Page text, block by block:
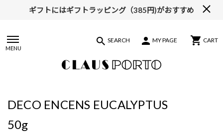
ギフトにはギフトラッピング（385円)がおすすめ
MENU
SEARCH MY PAGE CART
DECO ENCENS EUCALYPTUS
50g